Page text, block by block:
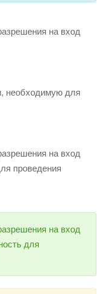
на вход
необходимую для
на вход
проведения
на вход
для